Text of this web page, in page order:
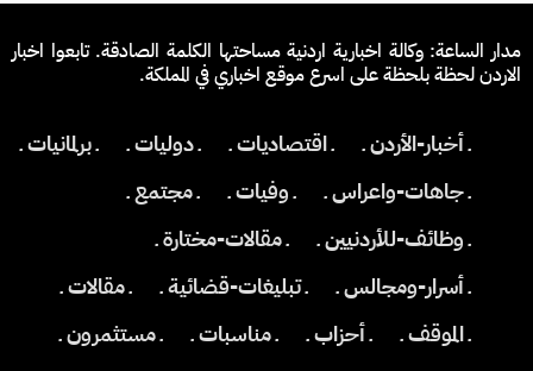
مدار الساعة: وكالة اخبارية اردنية مساحتها الكلمة الصادقة. تابعوا اخبار
الاردن لحظة بلحظة على اسرع موقع اخباري في المملكة.
ـ أخبار-الأردن ـ ـ اقتصاديات ـ ـ دوليات ـ
ـ برلمانيات ـ
ـ جاهات-واعراس ـ
ـ وفيات ـ
ـ مجتمع ـ
ـ وظائف-للأردنيين ـ
ـ مقالات-مختارة ـ
ـ أسرار-ومجالس ـ
ـ تبليغات-قضائية ـ
ـ مقالات ـ
ـ الموقف ـ
ـ أحزاب ـ ـ مناسبات ـ
ـ مستثمرون ـ